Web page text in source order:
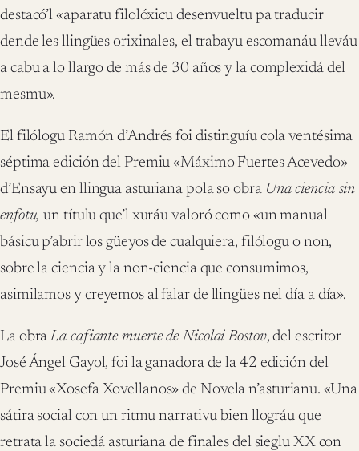
destacó’l «aparatu filolóxicu desenvueltu pa traducir
dende les llingües orixinales, el trabayu escomanáu lleváu
a cabu a lo llargo de más de 30 años y la complexidá del
mesmu».
El filólogu Ramón d’Andrés foi distinguíu cola ventésima
séptima edición del Premiu «Máximo Fuertes Acevedo»
d’Ensayu en llingua asturiana pola so obra Una ciencia sin
enfotu, un títulu que’l xuráu valoró como «un manual
básicu p’abrir los güeyos de cualquiera, filólogu o non,
sobre la ciencia y la non-ciencia que consumimos,
asimilamos y creyemos al falar de llingües nel día a día».
La obraLa cafiante muerte de Nicolai Bostov, del escritor
José Ángel Gayol, foi la ganadora de la 42 edición del
Premiu «Xosefa Xovellanos» de Novela n’asturianu. «Una
sátira social con un ritmu narrativu bien llográu que
retrata la sociedá asturiana de finales del sieglu XX con